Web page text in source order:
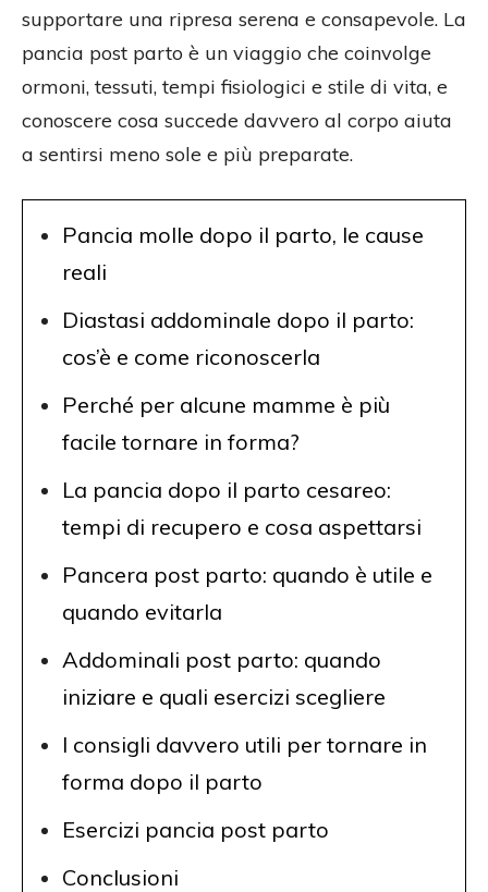
supportare una ripresa serena e consapevole. La
pancia post parto è un viaggio che coinvolge
ormoni, tessuti, tempi fisiologici e stile di vita, e
conoscere cosa succede davvero al corpo aiuta
a sentirsi meno sole e più preparate.
Pancia molle dopo il parto, le cause
reali
Diastasi addominale dopo il parto:
cos’è e come riconoscerla
Perché per alcune mamme è più
facile tornare in forma?
La pancia dopo il parto cesareo:
tempi di recupero e cosa aspettarsi
Pancera post parto: quando è utile e
quando evitarla
Addominali post parto: quando
iniziare e quali esercizi scegliere
I consigli davvero utili per tornare in
forma dopo il parto
Esercizi pancia post parto
Conclusioni